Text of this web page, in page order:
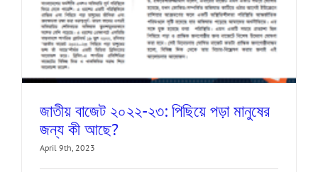
জাতীয় বাজেট ২০২২-২৩: পিছিয়ে পড়া মানুষের
জন্য কী আছে?
April 9th, 2023